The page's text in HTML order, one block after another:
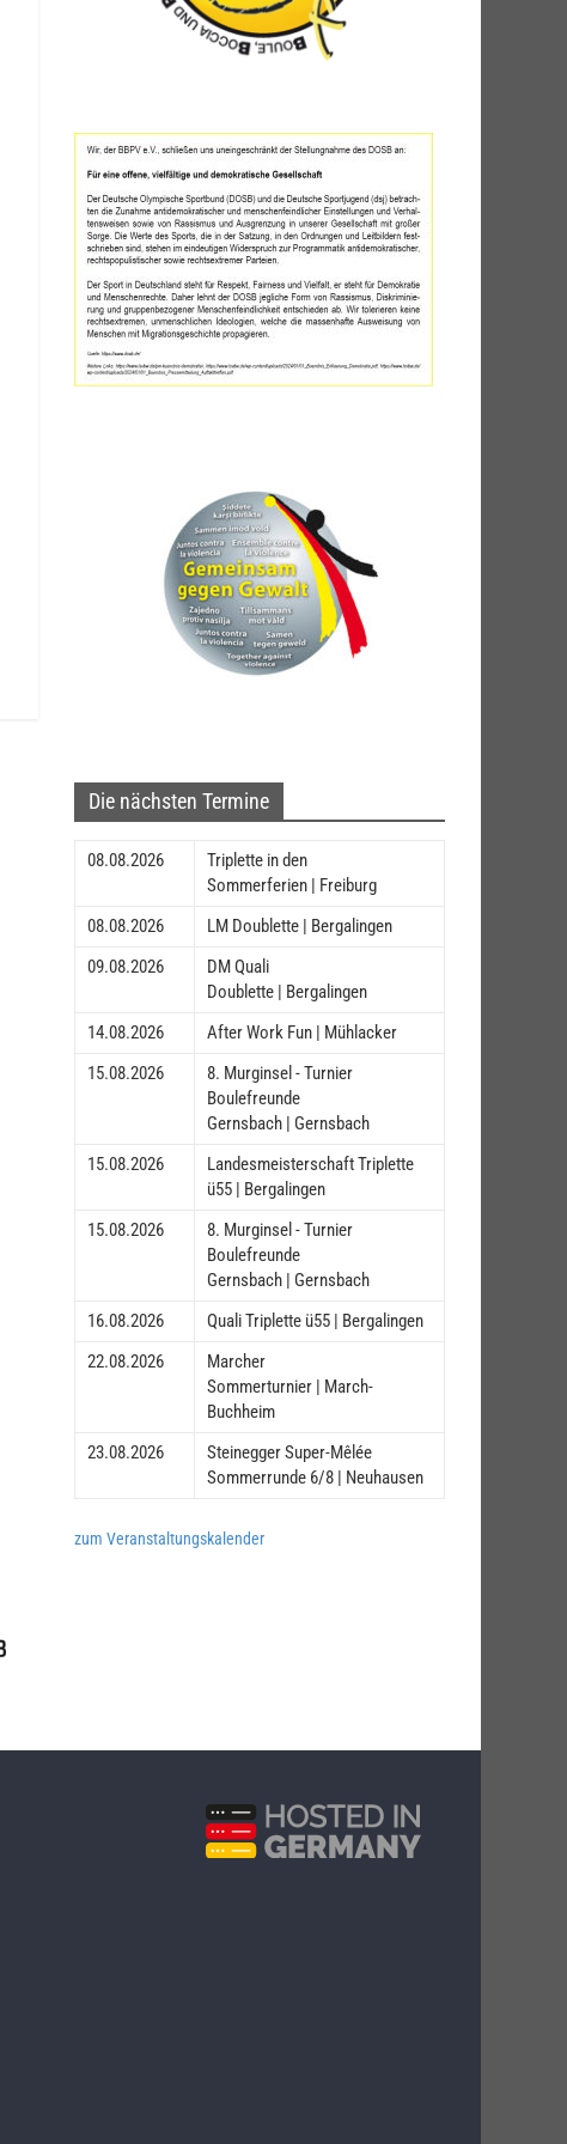
Die nächsten Termine
08.08.2026
Triplette in den
Sommerferien | Freiburg
08.08.2026
LM Doublette | Bergalingen
09.08.2026
DM Quali
Doublette | Bergalingen
14.08.2026
After Work Fun | Mühlacker
15.08.2026
8. Murginsel - Turnier
Boulefreunde
Gernsbach | Gernsbach
15.08.2026
Landesmeisterschaft Triplette
ü55 | Bergalingen
15.08.2026
8. Murginsel - Turnier
Boulefreunde
Gernsbach | Gernsbach
16.08.2026
Quali Triplette ü55 | Bergalingen
22.08.2026
Marcher
Sommerturnier | March-
Buchheim
23.08.2026
Steinegger Super-Mêlée
Sommerrunde 6/8 | Neuhausen
zum Veranstaltungskalender